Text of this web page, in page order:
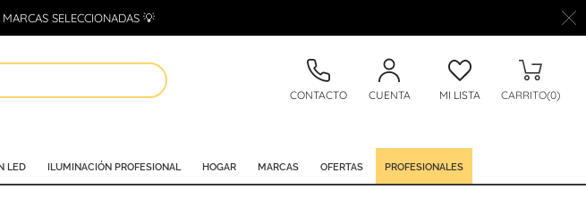
SELECCIONADAS 💡
CONTACTO CUENTA MI LISTA CARRITO(0)
LED ILUMINACIÓN PROFESIONAL HOGAR MARCAS OFERTAS PROFESIONALES